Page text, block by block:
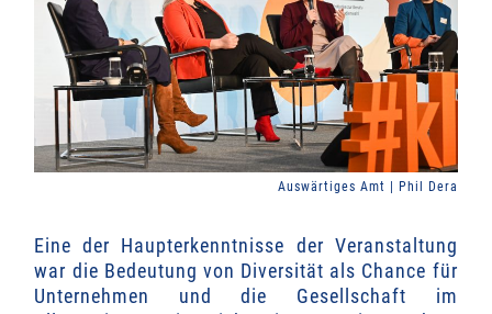
Auswärtiges Amt | Phil Dera
Eine der Haupterkenntnisse der Veranstaltung
war die Bedeutung von Diversität als Chance für
Unternehmen und die Gesellschaft im